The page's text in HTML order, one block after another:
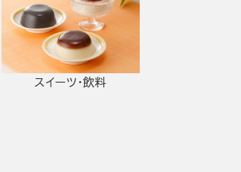
スイーツ・飲料